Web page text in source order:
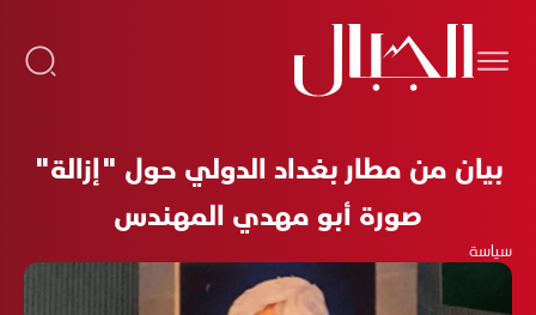
بيان من مطار بغداد الدولي حول "إزالة"
صورة أبو مهدي المهندس
سياسة